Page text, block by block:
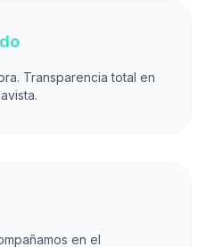
Transparencia total en
en el